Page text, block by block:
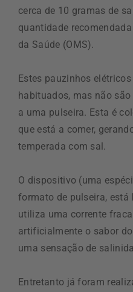
cerca de 10 gramas de
quantidade
da Saúde (OMS).
Estes pauzinhos
habituados, mas não
a uma pulseira. Esta é
que está a comer,
temperada com sal.
O dispositivo (uma
formato de pulseira,
utiliza uma corrente
artificialmente o sabor
uma sensação de
Entretanto já foram